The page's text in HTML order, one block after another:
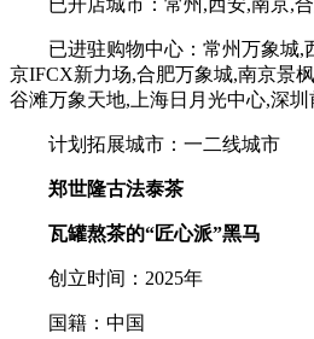
已进驻购物中心：常州万象城,
京IFCX新力场,合肥万象城,南京景
谷滩万象天地,上海日月光中心,深
计划拓展城市：一二线城市
郑世隆古法泰茶
瓦罐熬茶的“匠心派”黑马
创立时间：2025年
国籍：中国